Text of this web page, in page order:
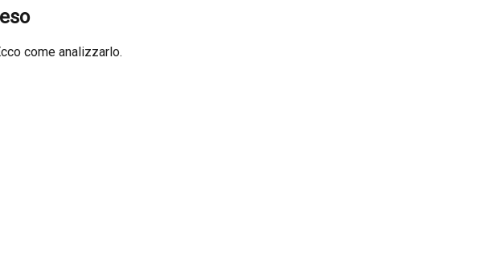
come analizzarlo.